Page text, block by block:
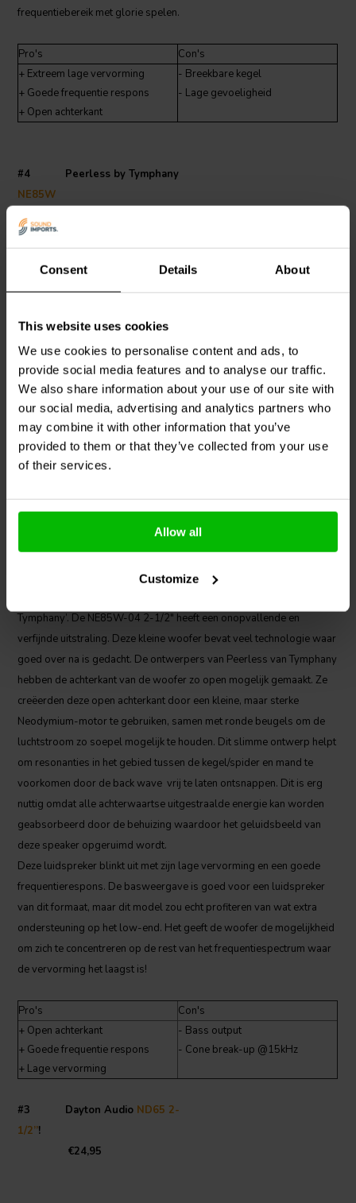
Consent Details About
This website uses cookies
We use cookies to personalise content and ads, to
provide social media features and to analyse our traffic.
We also share information about your use of our site with
our social media, advertising and analytics partners who
may combine it with other information that you’ve
provided to them or that they’ve collected from your use
of their services.
Allow all
Customize
frequentiebereik met glorie spelen.
Pro's
Con's
+ Extreem lage vervorming
+ Goede frequentie respons
+ Open achterkant
- Breekbare kegel
- Lage gevoeligheid
#4 Peerless by Tymphany
NE85W
€42,25
Tymphany’. De NE85W-04 2-1/2" heeft een onopvallende en
verfijnde uitstraling. Deze kleine woofer bevat veel technologie waar
goed over na is gedacht. De ontwerpers van Peerless van Tymphany
hebben de achterkant van de woofer zo open mogelijk gemaakt. Ze
creëerden deze open achterkant door een kleine, maar sterke
Neodymium-motor te gebruiken, samen met ronde beugels om de
luchtstroom zo soepel mogelijk te houden. Dit slimme ontwerp helpt
om resonanties in het gebied tussen de kegel/spider en mand te
voorkomen door de back wave vrij te laten ontsnappen. Dit is erg
nuttig omdat alle achterwaartse uitgestraalde energie kan worden
geabsorbeerd door de behuizing waardoor het geluidsbeeld van
deze speaker opgeruimd wordt.
Deze luidspreker blinkt uit met zijn lage vervorming en een goede
frequentierespons. De basweergave is goed voor een luidspreker
van dit formaat, maar dit model zou echt profiteren van wat extra
ondersteuning op het low-end. Het geeft de woofer de mogelijkheid
om zich te concentreren op de rest van het frequentiespectrum waar
de vervorming het laagst is!
Pro's
Con's
+ Open achterkant
+ Goede frequentie respons
+ Lage vervorming
- Bass output
- Cone break-up @15kHz
#3 Dayton Audio ND65 2-
1/2”!
€24,95